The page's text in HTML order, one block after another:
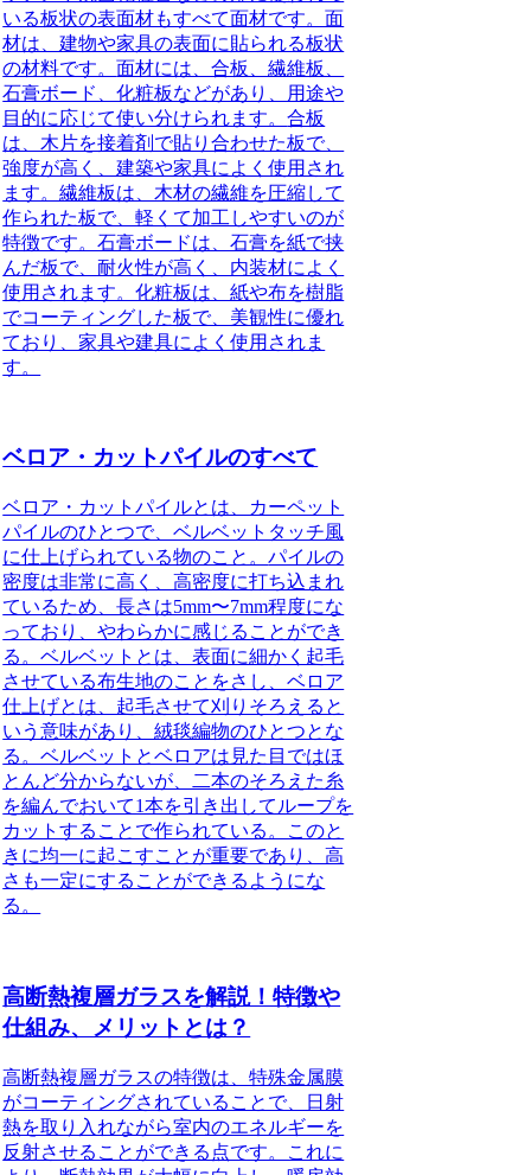
いる板状の表面材もすべて面材です。面
材は、建物や家具の表面に貼られる板状
の材料です。面材には、合板、繊維板、
石膏ボード、化粧板などがあり、用途や
目的に応じて使い分けられます。合板
は、木片を接着剤で貼り合わせた板で、
強度が高く、建築や家具によく使用され
ます。繊維板は、木材の繊維を圧縮して
作られた板で、軽くて加工しやすいのが
特徴です。石膏ボードは、石膏を紙で挟
んだ板で、耐火性が高く、内装材によく
使用されます。化粧板は、紙や布を樹脂
でコーティングした板で、美観性に優れ
ており、家具や建具によく使用されま
す。
ベロア・カットパイルのすべて
ベロア・カットパイルとは、カーペット
パイルのひとつで、ベルベットタッチ風
に仕上げられている物のこと。パイルの
密度は非常に高く、高密度に打ち込まれ
ているため、長さは5mm〜7mm程度にな
っており、やわらかに感じることができ
る。ベルベットとは、表面に細かく起毛
させている布生地のことをさし、ベロア
仕上げとは、起毛させて刈りそろえると
いう意味があり、絨毯編物のひとつとな
る。ベルベットとベロアは見た目ではほ
とんど分からないが、二本のそろえた糸
を編んでおいて1本を引き出してループを
カットすることで作られている。このと
きに均一に起こすことが重要であり、高
さも一定にすることができるようにな
る。
高断熱複層ガラスを解説！特徴や
仕組み、メリットとは？
高断熱複層ガラスの特徴は、特殊金属膜
がコーティングされていることで、日射
熱を取り入れながら室内のエネルギーを
反射させることができる点です。これに